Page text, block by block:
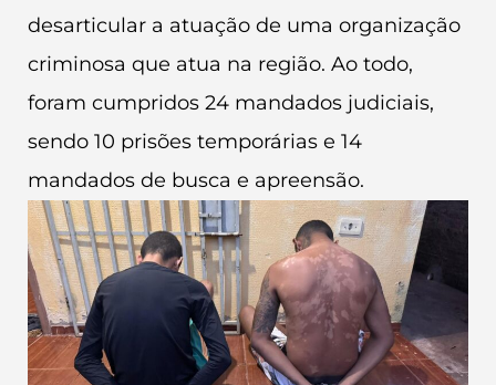
desarticular a atuação de uma organização
criminosa que atua na região. Ao todo,
foram cumpridos 24 mandados judiciais,
sendo 10 prisões temporárias e 14
mandados de busca e apreensão.